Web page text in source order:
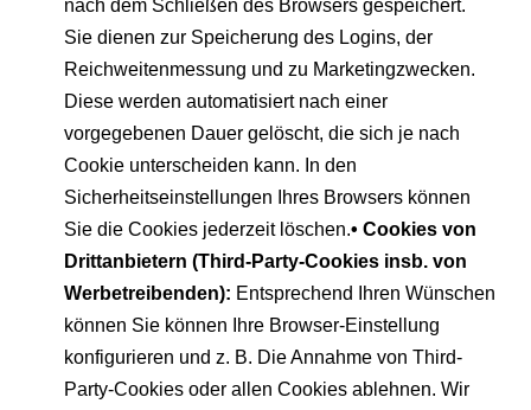
nach dem Schließen des Browsers gespeichert.
Sie dienen zur Speicherung des Logins, der
Reichweitenmessung und zu Marketingzwecken.
Diese werden automatisiert nach einer
vorgegebenen Dauer gelöscht, die sich je nach
Cookie unterscheiden kann. In den
Sicherheitseinstellungen Ihres Browsers können
Sie die Cookies jederzeit löschen.• Cookies von
Drittanbietern (Third-Party-Cookies insb. von
Werbetreibenden): Entsprechend Ihren Wünschen
können Sie können Ihre Browser-Einstellung
konfigurieren und z. B. Die Annahme von Third-
Party-Cookies oder allen Cookies ablehnen. Wir